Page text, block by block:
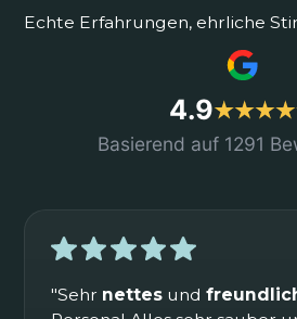
Echte Erfahrungen, ehrliche
4.9
Basierend auf 1291
"Sehr nettes und